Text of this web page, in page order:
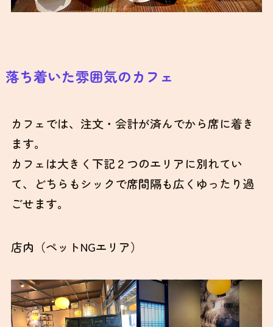
落ち着いた雰囲気のカフェ
カフェでは、注文・会計が済んでから席に着き
ます。
カフェは大きく下記２つのエリアに別れてい
て、どちらもシックで席間隔も広くゆったり過
ごせます。
店内（ペットNGエリア）